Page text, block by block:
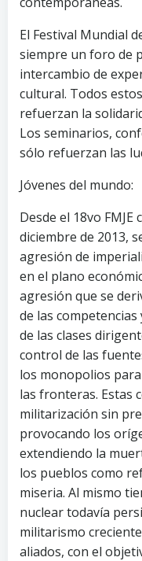
El Festival Mundial
siempre un foro de
intercambio de
cultural. Todos
refuerzan la
Los seminarios,
sólo refuerzan las
Jóvenes del mundo:
Desde el 18vo
diciembre de 2013,
agresión de
en el plano
agresión que se
de las
de las clases
control de las
los monopolios
las fronteras. Estas
militarización sin
provocando los
extendiendo la
los pueblos como
miseria. Al mismo
nuclear todavía
militarismo
aliados, con el